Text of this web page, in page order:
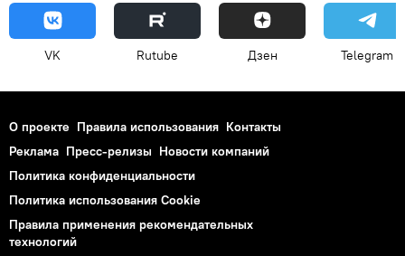
VK Rutube Дзен Telegram
О проекте Правила использования Контакты
Реклама Пресс-релизы Новости компаний
Политика конфиденциальности
Политика использования Cookie
Правила применения рекомендательных
технологий